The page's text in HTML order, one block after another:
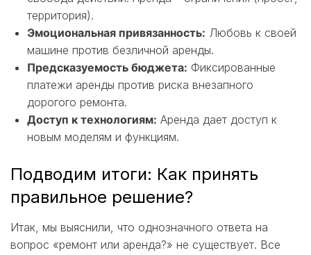
территория).
Эмоциональная привязанность: Любовь к своей
машине против безличной аренды.
Предсказуемость бюджета: Фиксированные
платежи аренды против риска внезапного
дорогого ремонта.
Доступ к технологиям: Аренда дает доступ к
новым моделям и функциям.
Подводим итоги: Как принять
правильное решение?
Итак, мы выяснили, что однозначного ответа на
вопрос «ремонт или аренда?» не существует. Все